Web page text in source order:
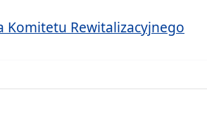
Komitetu Rewitalizacyjnego